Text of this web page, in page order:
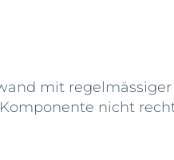
mit
nicht